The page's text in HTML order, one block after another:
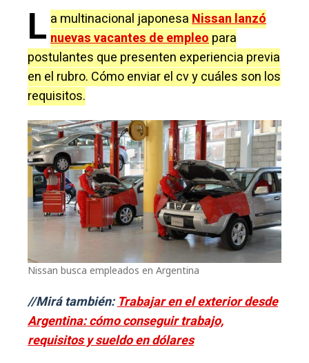
L a multinacional japonesaNissan lanzó
nuevas vacantes de empleopara
postulantes que presenten experiencia previa
en el rubro. Cómo enviar el cv y cuáles son los
requisitos.
Nissan busca empleados en Argentina
//Mirá también:Trabajar en el exterior desde
Argentina: cómo conseguir trabajo,
requisitos y sueldo en dólares